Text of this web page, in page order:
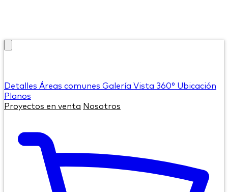
Detalles Áreas comunes Galería Vista 360° Ubicación
Planos
Proyectos en venta Nosotros